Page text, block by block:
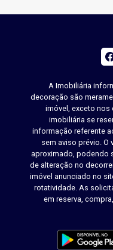
A Imobiliária
decoração são
imóvel, exceto
imobiliária se
informação referente
sem aviso prévio.
aproximado, podendo
de alteração no
imóvel anunciado no
rotatividade. As
em reserva,